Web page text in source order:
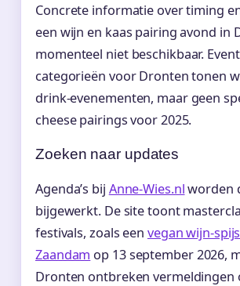
Concrete informatie over timing
een wijn en kaas pairing avond in
momenteel niet beschikbaar.
categorieën voor Dronten tonen
drink-evenementen, maar geen
cheese pairings voor 2025.
Zoeken naar updates
Agenda’s bij Anne-Wies.nlworden
bijgewerkt. De site toont
festivals, zoals een vegan wijn-
Zaandam op 13 september 2026,
Dronten ontbreken vermeldingen